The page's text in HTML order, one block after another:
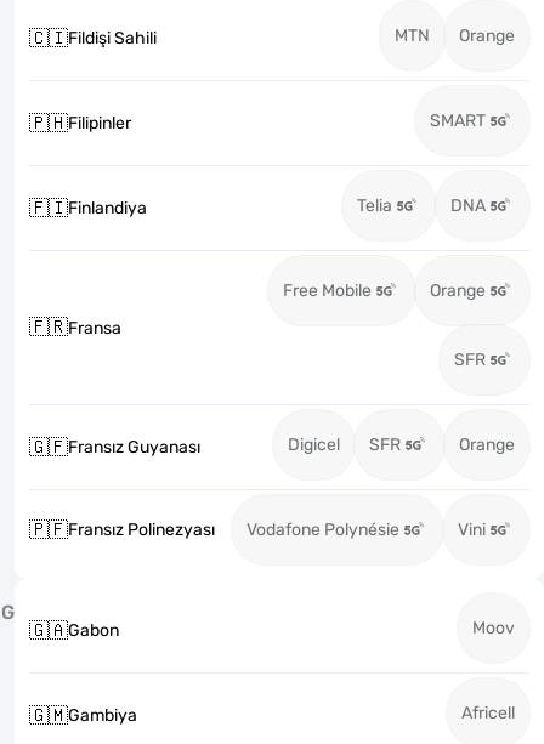
🇨🇮Fildişi Sahili MTN Orange
🇵🇭Filipinler SMART
🇫🇮Finlandiya Telia DNA
🇫🇷Fransa
Free Mobile Orange
SFR
🇬🇫Fransız Guyanası Digicel SFR Orange
🇵🇫Fransız Polinezyası Vodafone Polynésie Vini
G
🇬🇦Gabon Moov
🇬🇲Gambiya Africell